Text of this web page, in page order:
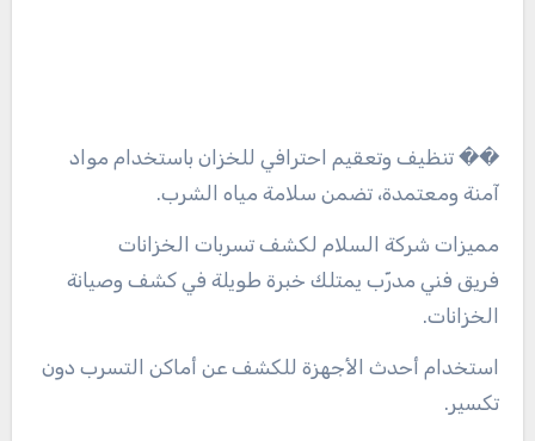
�� تنظيف وتعقيم احترافي للخزان باستخدام مواد
آمنة ومعتمدة، تضمن سلامة مياه الشرب.
مميزات شركة السلام لكشف تسربات الخزانات
فريق فني مدرّب يمتلك خبرة طويلة في كشف وصيانة
الخزانات.
استخدام أحدث الأجهزة للكشف عن أماكن التسرب دون
تكسير.